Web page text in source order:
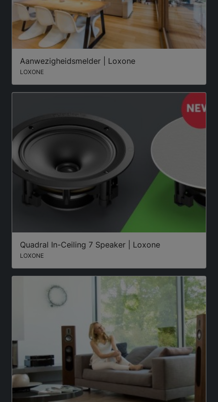
Aanwezigheidsmelder | Loxone
LOXONE
Quadral In-Ceiling 7 Speaker | Loxone
LOXONE